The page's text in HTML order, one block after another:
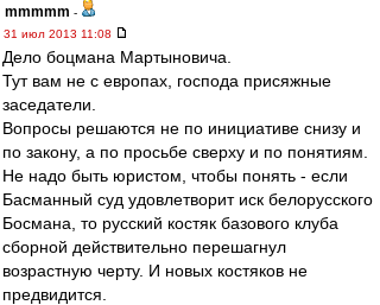
mmmmm -
31 июл 2013 11:08
Дело боцмана Мартыновича.
Тут вам не с европах, господа присяжные
заседатели.
Вопросы решаются не по инициативе снизу и
по закону, а по просьбе сверху и по понятиям.
Не надо быть юристом, чтобы понять - если
Басманный суд удовлетворит иск белорусского
Босмана, то русский костяк базового клуба
сборной действительно перешагнул
возрастную черту. И новых костяков не
предвидится.